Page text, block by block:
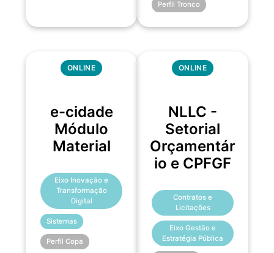
Perfil Tronco
ONLINE
e-cidade
Módulo
Material
Eixo Inovação e
Transformação
Digital
Sistemas
Perfil Copa
ONLINE
NLLC -
Setorial
Orçamentár
io e CPFGF
Contratos e
Licitações
Eixo Gestão e
Estratégia Pública